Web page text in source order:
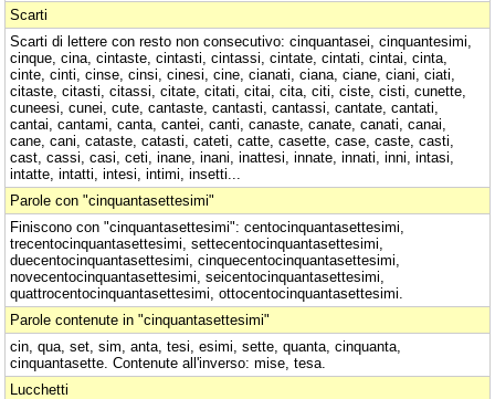
Scarti
Scarti di lettere con resto non consecutivo: cinquantasei, cinquantesimi,
cinque, cina, cintaste, cintasti, cintassi, cintate, cintati, cintai, cinta,
cinte, cinti, cinse, cinsi, cinesi, cine, cianati, ciana, ciane, ciani, ciati,
citaste, citasti, citassi, citate, citati, citai, cita, citi, ciste, cisti, cunette,
cuneesi, cunei, cute, cantaste, cantasti, cantassi, cantate, cantati,
cantai, cantami, canta, cantei, canti, canaste, canate, canati, canai,
cane, cani, cataste, catasti, cateti, catte, casette, case, caste, casti,
cast, cassi, casi, ceti, inane, inani, inattesi, innate, innati, inni, intasi,
intatte, intatti, intesi, intimi, insetti...
Parole con "cinquantasettesimi"
Finiscono con "cinquantasettesimi": centocinquantasettesimi,
trecentocinquantasettesimi, settecentocinquantasettesimi,
duecentocinquantasettesimi, cinquecentocinquantasettesimi,
novecentocinquantasettesimi, seicentocinquantasettesimi,
quattrocentocinquantasettesimi, ottocentocinquantasettesimi.
Parole contenute in "cinquantasettesimi"
cin, qua, set, sim, anta, tesi, esimi, sette, quanta, cinquanta,
cinquantasette. Contenute all'inverso: mise, tesa.
Lucchetti